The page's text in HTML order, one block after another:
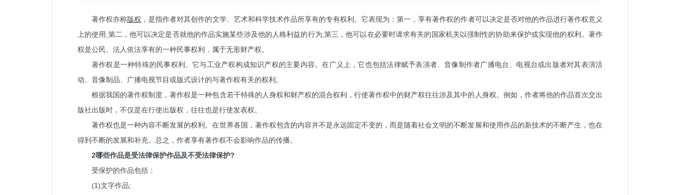
著作权亦称版权 ，是指作者对其创作的文学、艺术和科学技术作品所享有的专有权利。它表现为：第一，享有著作权的作者可以决定是否对他的作品进行著作权意义
上的使用;第二，他可以决定是否就他的作品实施某些涉及他的人格利益的行为;第三，他可以在必要时请求有关的国家机关以强制性的协助来保护或实现他的权利。著作
权是公民、法人依法享有的一种民事权利，属于无形财产权。
著作权是一种特殊的民事权利。它与工业产权构成知识产权的主要内容。在广义上，它也包括法律赋予表演者、音像制作者广播电台、电视台或出版者对其表演活
动、音像制品、广播电视节目或版式设计的与著作权有关的权利。
根据我国的著作权制度，著作权是一种包含若干特殊的人身权和财产权的混合权利，行使著作权中的财产权往往涉及其中的人身权。例如，作者将他的作品首次交出
版社出版时，不仅是在行使出版权，往往也是行使发表权。
著作权也是一种内容不断发展的权利。在世界各国，著作权包含的内容并不是永远固定不变的，而是随着社会文明的不断发展和使用作品的新技术的不断产生，也在
得到不断的发展和补充。总之，作者享有著作权不会影响作品的传播。
2哪些作品是受法律保护作品及不受法律保护?
受保护的作品包括：
(1)文字作品;